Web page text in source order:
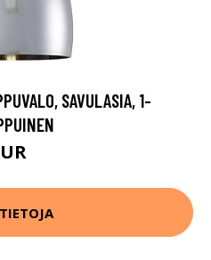
SAVULASIA, 1-